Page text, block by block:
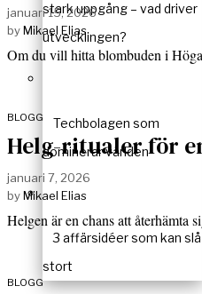
stark uppgång – vad driver
utvecklingen?
Techbolagen som
dominerar världen
3 affärsidéer som kan slå
stort
januari 15, 2026
byMikael Elias
Om du vill hitta blombuden i
BLOGG
Helg-ritualer för
januari 7, 2026
byMikael Elias
Helgen är en chans att
BLOGG